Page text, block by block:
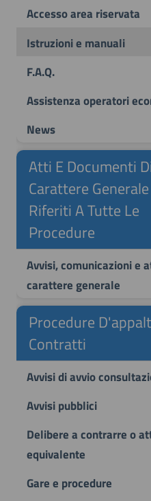
Accesso area riservata
Istruzioni e manuali
F.A.Q.
Assistenza operatori
News
Atti E Documenti
Carattere Generale
Riferiti A Tutte Le
Procedure
Avvisi, comunicazioni e
carattere generale
Procedure
Contratti
Avvisi di avvio
Avvisi pubblici
Delibere a contrarre o
equivalente
Gare e procedure